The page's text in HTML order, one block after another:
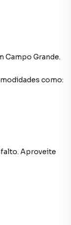
Campo Grande.
como:
Aproveite
o que